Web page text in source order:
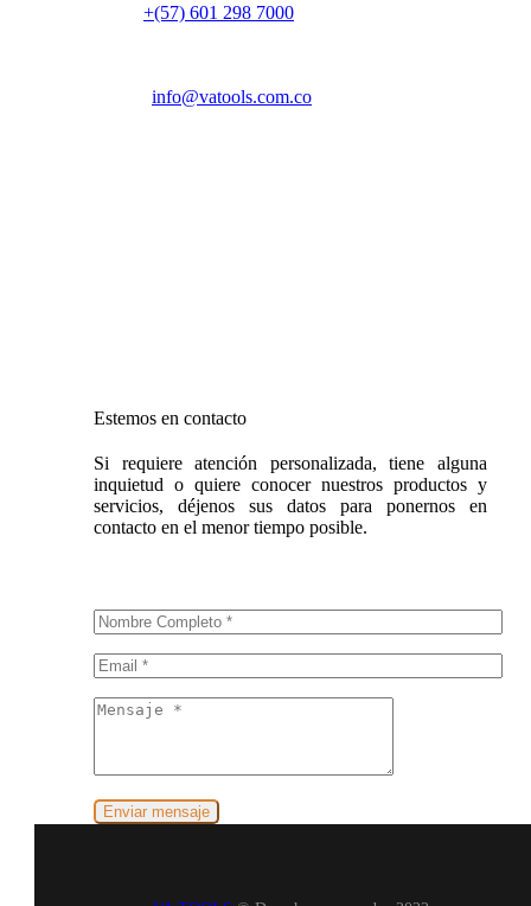
+(57) 601 298 7000
info@vatools.com.co
Estemos en contacto
Si requiere atención personalizada, tiene alguna
inquietud o quiere conocer nuestros productos y
servicios, déjenos sus datos para ponernos en
contacto en el menor tiempo posible.